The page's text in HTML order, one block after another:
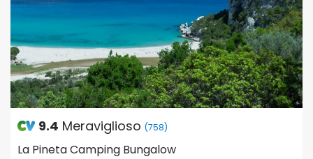
9.4 Meraviglioso (758)
La Pineta Camping Bungalow